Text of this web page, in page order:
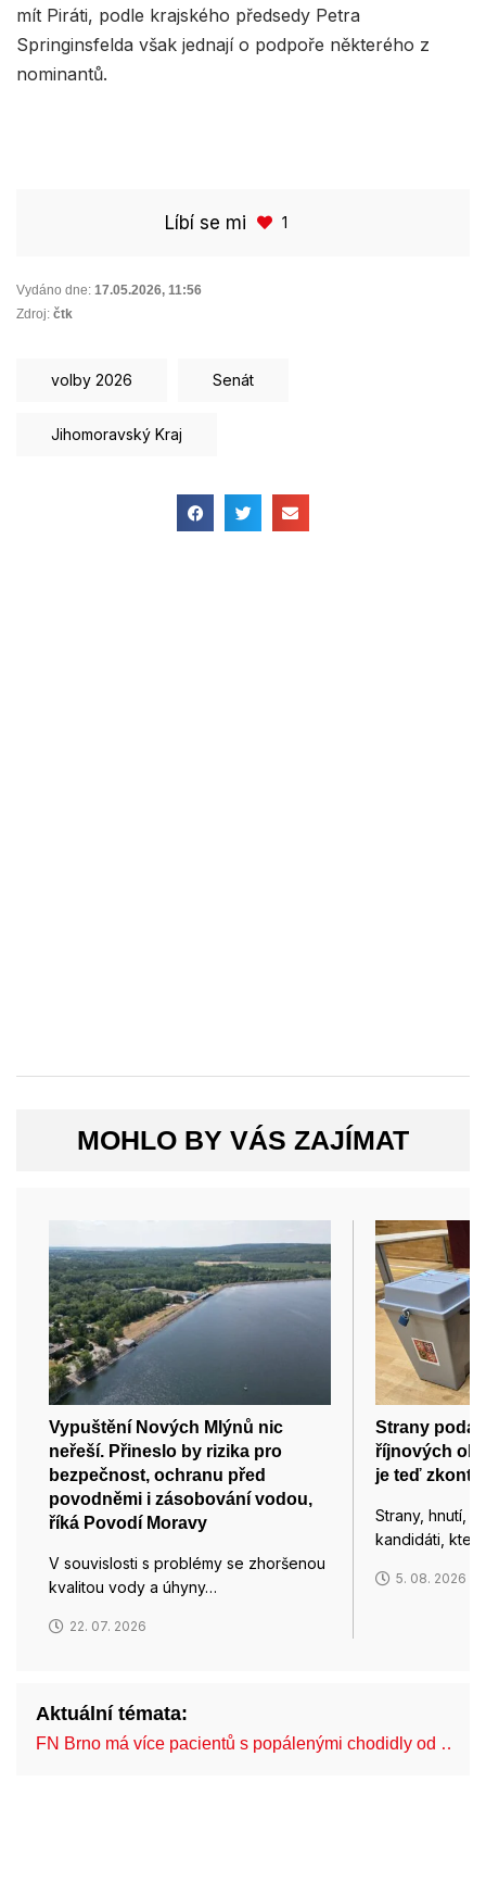
mít Piráti, podle krajského předsedy Petra
Springinsfelda však jednají o podpoře některého z
nominantů.
Líbí se mi 1
Vydáno dne: 17.05.2026, 11:56
Zdroj: čtk
volby 2026 Senát
Jihomoravský Kraj
MOHLO BY VÁS ZAJÍMAT
Vypuštění Nových Mlýnů nic
neřeší. Přineslo by rizika pro
bezpečnost, ochranu před
povodněmi i zásobování vodou,
říká Povodí Moravy
V souvislosti s problémy se zhoršenou
kvalitou vody a úhyny…
22. 07. 2026
Strany
říjnových
je teď
Strany, hnutí,
kandidáti, kteří
5. 08. 2026
Aktuální témata:
FN Brno má více pacientů s popálenými chodidly od …